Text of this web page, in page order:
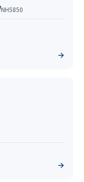
NH5850